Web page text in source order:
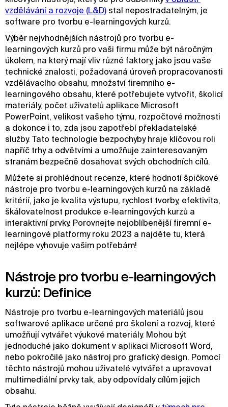
vzdělávání a rozvoje (L&D) stal nepostradatelným, je
software pro tvorbu e-learningových kurzů.
Výběr nejvhodnějších nástrojů pro tvorbu e-
learningových kurzů pro vaši firmu může být náročným
úkolem, na který mají vliv různé faktory, jako jsou vaše
technické znalosti, požadovaná úroveň propracovanosti
vzdělávacího obsahu, množství firemního e-
learningového obsahu, které potřebujete vytvořit, školicí
materiály, počet uživatelů aplikace Microsoft
PowerPoint, velikost vašeho týmu, rozpočtové možnosti
a dokonce i to, zda jsou zapotřebí překladatelské
služby. Tato technologie bezpochyby hraje klíčovou roli
napříč trhy a odvětvími a umožňuje zainteresovaným
stranám bezpečně dosahovat svých obchodních cílů.
Můžete si prohlédnout recenze, které hodnotí špičkové
nástroje pro tvorbu e-learningových kurzů na základě
kritérií, jako je kvalita výstupu, rychlost tvorby, efektivita,
škálovatelnost produkce e-learningových kurzů a
interaktivní prvky. Porovnejte nejoblíbenější firemní e-
learningové platformy roku 2023 a najděte tu, která
nejlépe vyhovuje vašim potřebám!
Nástroje pro tvorbu e-learningových
kurzů: Definice
Nástroje pro tvorbu e-learningových materiálů jsou
softwarové aplikace určené pro školení a rozvoj, které
umožňují vytvářet výukové materiály. Mohou být
jednoduché jako dokument v aplikaci Microsoft Word,
nebo pokročilé jako nástroj pro grafický design. Pomocí
těchto nástrojů mohou uživatelé vytvářet a upravovat
multimediální prvky tak, aby odpovídaly cílům jejich
obsahu.